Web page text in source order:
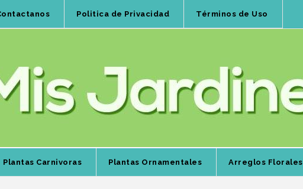
Politica de Privacidad Términos de Uso
Plantas Carnivoras Plantas Ornamentales Arreglos Florales